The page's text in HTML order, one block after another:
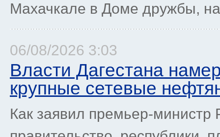
Махачкале в Доме дружбы,
06/08/2026 3:03
Власти Дагестана
крупные сетевые
Как заявил премьер-